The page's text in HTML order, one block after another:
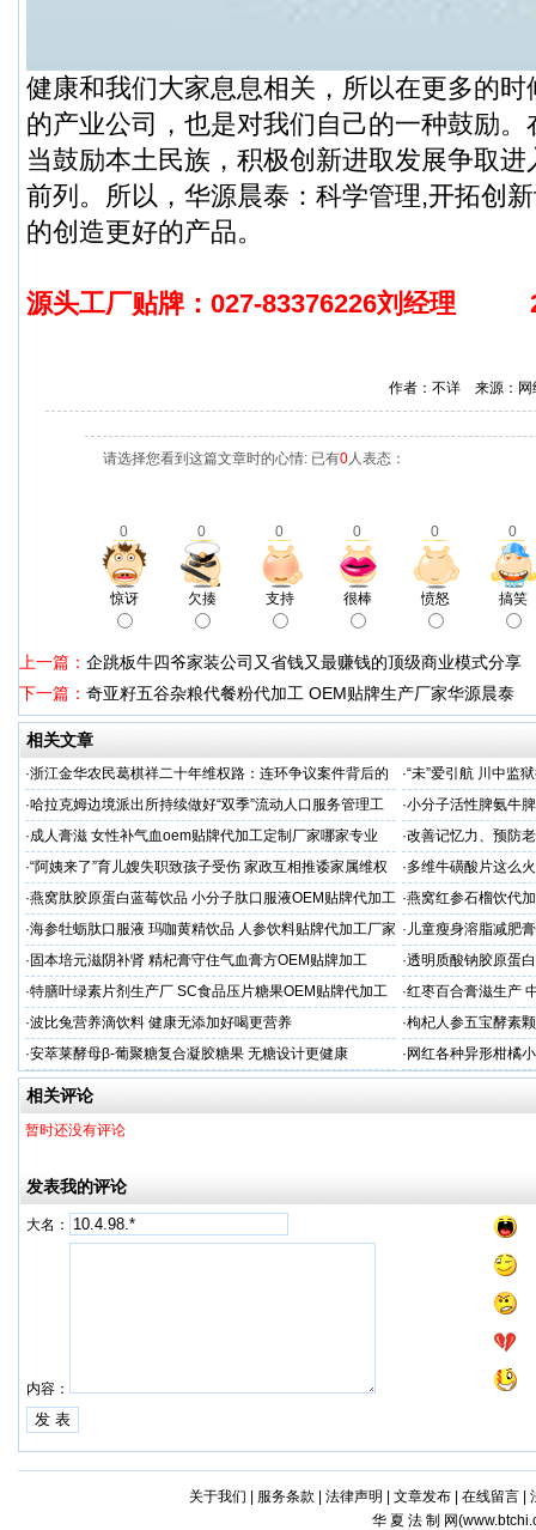
健康和我们大家息息相关，所以在更多的
的产业公司，也是对我们自己的一种鼓励
当鼓励本土民族，积极创新进取发展争取
前列。所以，华源晨泰：科学管理,开拓创
的创造更好的产品。
源头工厂贴牌：027-83376226刘经理
作者：不详 来源：
请选择您看到这篇文章时的心情: 已有0人表态：
0 0 0 0 0 0
惊讶 欠揍 支持 很棒 愤怒 搞笑
上一篇： 企跳板牛四爷家装公司又省钱又最赚钱的顶级商业模式分享
下一篇： 奇亚籽五谷杂粮代餐粉代加工 OEM贴牌生产厂家华源晨泰
相关文章
·浙江金华农民葛棋祥二十年维权路：连环争议案件背后的
基层治理困局
·“未”爱引航 川中监
·同心促新生”主题帮
·哈拉克姆边境派出所持续做好“双季”流动人口服务管理工
作
·小分子活性脾氨牛
格
·成人膏滋 女性补气血oem贴牌代加工定制厂家哪家专业 ·改善记忆力、预防
家
·“阿姨来了”育儿嫂失职致孩子受伤 家政互相推诿家属维权
困难
·多维牛磺酸片这么
服务商
·燕窝肽胶原蛋白蓝莓饮品 小分子肽口服液OEM贴牌代加工 ·燕窝红参石榴饮代
牌
·海参牡蛎肽口服液 玛咖黄精饮品 人参饮料贴牌代加工厂家 · 儿童瘦身溶脂减肥
续
· 固本培元滋阴补肾 精杞膏守住气血膏方OEM贴牌加工 ·透明质酸钠胶原蛋
代加工
·特膳叶绿素片剂生产厂 SC食品压片糖果OEM贴牌代加工 ·红枣百合膏滋生产
家
·波比兔营养滴饮料 健康无添加好喝更营养 ·枸杞人参五宝酵素
·安萃莱酵母β-葡聚糖复合凝胶糖果 无糖设计更健康 · 网红各种异形柑橘
工厂
相关评论
暂时还没有评论
发表我的评论
大名：
内容：
关于我们 服务条款 法律声明 文章发布| 在线留言|
华 夏 法 制 网(